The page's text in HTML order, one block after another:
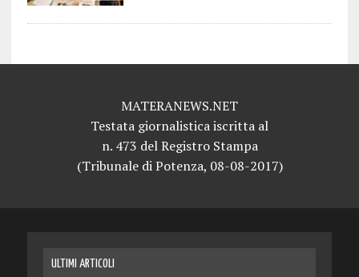
MATERANEWS.NET
Testata giornalistica iscritta al
n. 473 del Registro Stampa
(Tribunale di Potenza, 08-08-2017)
ULTIMI ARTICOLI